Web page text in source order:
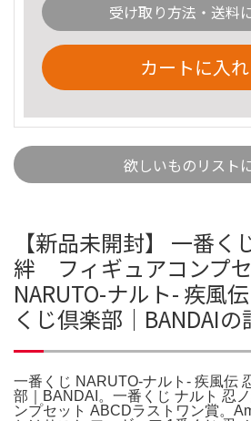
受け取り方法・送料
カートに入
欲しいものリスト
【新品未開封】 一番く
絆 フィギュアコンプ
NARUTO-ナルト- 疾風
くじ倶楽部｜BANDAI
一番くじ NARUTO-ナルト- 疾風伝
部｜BANDAI。一番くじ ナルト 忍
ンプセット ABCDラストワン賞。